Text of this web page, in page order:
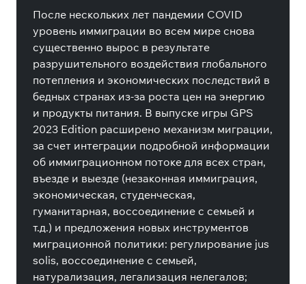
После нескольких лет пандемии COVID
уровень иммиграции во всем мире снова
существенно вырос в результате
разрушительного воздействия глобального
потепления и экономических последствий в
бедных странах из-за роста цен на энергию
и продукты питания. В выпуске игры GPS
2023 Edition расширено механизм миграции,
за счет интеграции подробной информации
об иммиграционном потоке для всех стран,
въезде и выезде (незаконная иммиграция,
экономическая, студенческая,
гуманитарная, воссоединение с семьей и
т.д.) и предложения новых инструментов
миграционной политики: регулирование jus
solis, воссоединение с семьей,
натурализация, легализация нелегалов;